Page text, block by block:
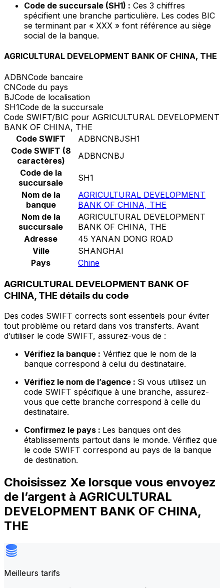
Code de succursale (SH1) : Ces 3 chiffres
spécifient une branche particulière. Les codes BIC
se terminant par « XXX » font référence au siège
social de la banque.
AGRICULTURAL DEVELOPMENT BANK OF CHINA, THE
ADBNCode bancaire
CNCode du pays
BJCode de localisation
SH1Code de la succursale
Code SWIFT/BIC pour AGRICULTURAL DEVELOPMENT
BANK OF CHINA, THE
Code SWIFT
ADBNCNBJSH1
Code SWIFT (8
caractères)
ADBNCNBJ
Code de la
succursale
SH1
Nom de la
banque
AGRICULTURAL DEVELOPMENT
BANK OF CHINA, THE
Nom de la
succursale
AGRICULTURAL DEVELOPMENT
BANK OF CHINA, THE
Adresse
45 YANAN DONG ROAD
Ville
SHANGHAI
Pays
Chine
AGRICULTURAL DEVELOPMENT BANK OF
CHINA, THE détails du code
Des codes SWIFT corrects sont essentiels pour éviter
tout problème ou retard dans vos transferts. Avant
d’utiliser le code SWIFT, assurez-vous de :
Vérifiez la banque : Vérifiez que le nom de la
banque correspond à celui du destinataire.
Vérifiez le nom de l’agence : Si vous utilisez un
code SWIFT spécifique à une branche, assurez-
vous que cette branche correspond à celle du
destinataire.
Confirmez le pays : Les banques ont des
établissements partout dans le monde. Vérifiez que
le code SWIFT correspond au pays de la banque
de destination.
Choisissez Xe lorsque vous envoyez
de l’argent à AGRICULTURAL
DEVELOPMENT BANK OF CHINA,
THE
Meilleurs tarifs